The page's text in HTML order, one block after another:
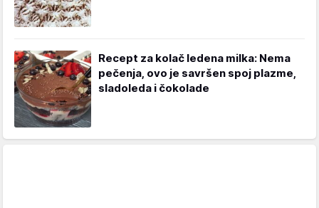
Recept za kolač ledena milka: Nema
pečenja, ovo je savršen spoj plazme,
sladoleda i čokolade